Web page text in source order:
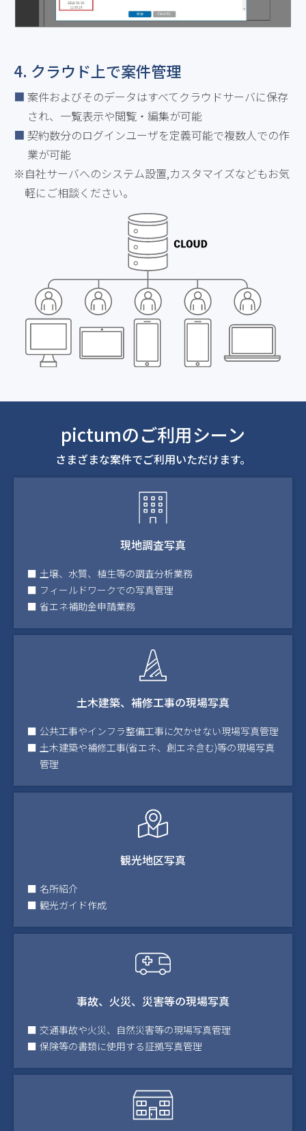
4. クラウド上で案件管理
案件およびそのデータはすべてクラウドサーバに保存
され、一覧表示や閲覧・編集が可能
契約数分のログインユーザを定義可能で複数人での作
業が可能
自社サーバへのシステム設置,カスタマイズなどもお気
軽にご相談ください。
pictumのご利用シーン
さまざまな案件でご利用いただけます。
現地調査写真
土壌、水質、植生等の調査分析業務
フィールドワークでの写真管理
省エネ補助金申請業務
土木建築、補修工事の現場写真
公共工事やインフラ整備工事に欠かせない現場写真管理
土木建築や補修工事(省エネ、創エネ含む)等の現場写真
管理
観光地区写真
名所紹介
観光ガイド作成
事故、火災、災害等の現場写真
交通事故や火災、自然災害等の現場写真管理
保険等の書類に使用する証拠写真管理